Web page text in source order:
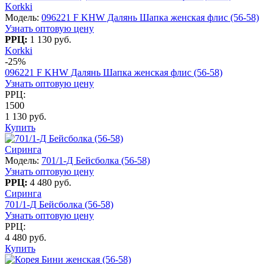
Korkki
Модель: 096221 F KHW Далянь Шапка женская флис (56-58)
Узнать оптовую цену
РРЦ: 1 130 руб.
Korkki
-25%
096221 F KHW Далянь Шапка женская флис (56-58)
Узнать оптовую цену
РРЦ:
1500
1 130 руб.
Купить
Сиринга
Модель: 701/1-Д Бейсболка (56-58)
Узнать оптовую цену
РРЦ: 4 480 руб.
Сиринга
701/1-Д Бейсболка (56-58)
Узнать оптовую цену
РРЦ:
4 480 руб.
Купить